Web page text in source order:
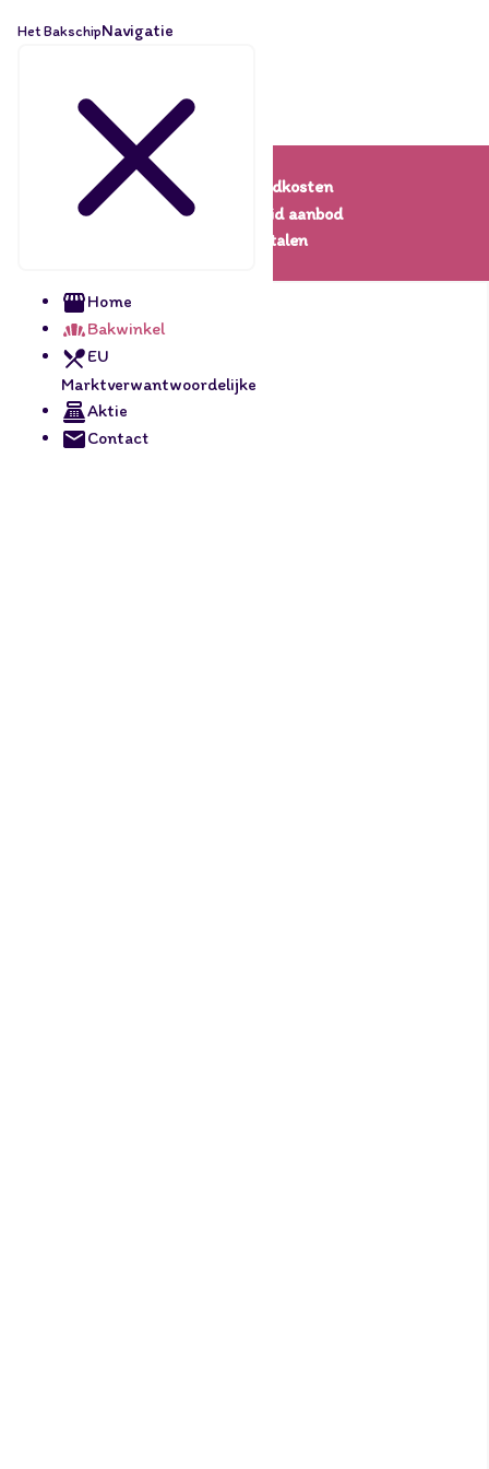
Het BakschipNavigatie
Home
Bakwinkel
EU
Marktverwantwoordelijke
Aktie
Contact
Lage verzendkosten
Een uitgebreid aanbod
Veilig betalen